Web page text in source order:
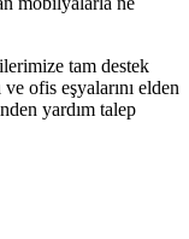
tam destek
ofis eşyalarını elden
yardım talep